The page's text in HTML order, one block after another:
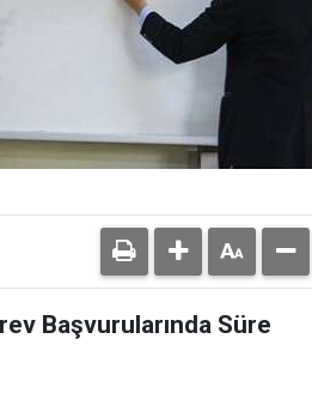
Başvurularında Süre